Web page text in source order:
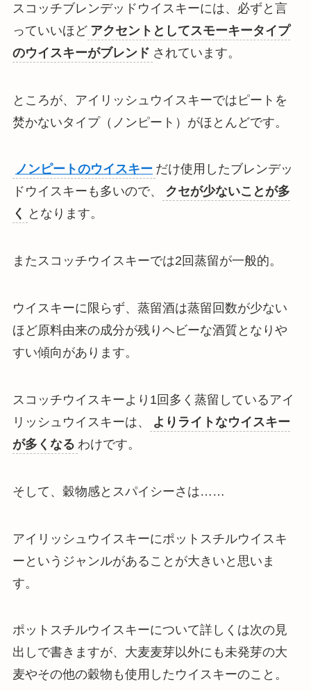
スコッチブレンデッドウイスキーには、必ずと言
っていいほど アクセントとしてスモーキータイプ
のウイスキーがブレンド されています。
ところが、 アイリッシュウイスキーではピートを
焚かないタイプ（ノンピート）がほとんどです。
ノンピートのウイスキー だけ使用したブレンデッ
ドウイスキーも多いので、
クセが少ないことが多
く となります。
またスコッチウイスキーでは2回蒸留が一般的。
ウイスキーに限らず、 蒸留酒は蒸留回数が少ない
ほど原料由来の成分が残りヘビーな酒質となりや
すい傾向があります。
スコッチウイスキーより1回多く蒸留しているアイ
リッシュウイスキーは、
よりライトなウイスキー
が多くなる わけです。
そして、穀物感とスパイシーさは……
アイリッシュウイスキーにポットスチルウイスキ
ーというジャンルがあることが大きいと思いま
す。
ポットスチルウイスキーについて詳しくは次の見
出しで書きますが、 大麦麦芽以外にも未発芽の大
麦やその他の穀物も使用したウイスキーのこと 。